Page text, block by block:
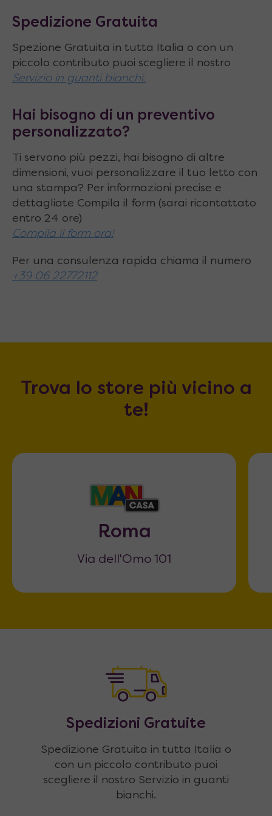
Spedizione Gratuita
Spezione Gratuita in tutta Italia o con un
piccolo contributo puoi scegliere il nostro
Servizio in guanti bianchi.
Hai bisogno di un preventivo
personalizzato?
Ti servono più pezzi, hai bisogno di altre
dimensioni, vuoi personalizzare il tuo letto con
una stampa? Per informazioni precise e
dettagliate Compila il form (sarai ricontattato
entro 24 ore)
Compila il form ora!
Per una consulenza rapida chiama il numero
+39 06 22772112
Trova lo store più vicino a
te!
Roma
Via dell'Omo 101
Spedizioni Gratuite
Spedizione Gratuita in tutta Italia o
con un piccolo contributo puoi
scegliere il nostro Servizio in guanti
bianchi.